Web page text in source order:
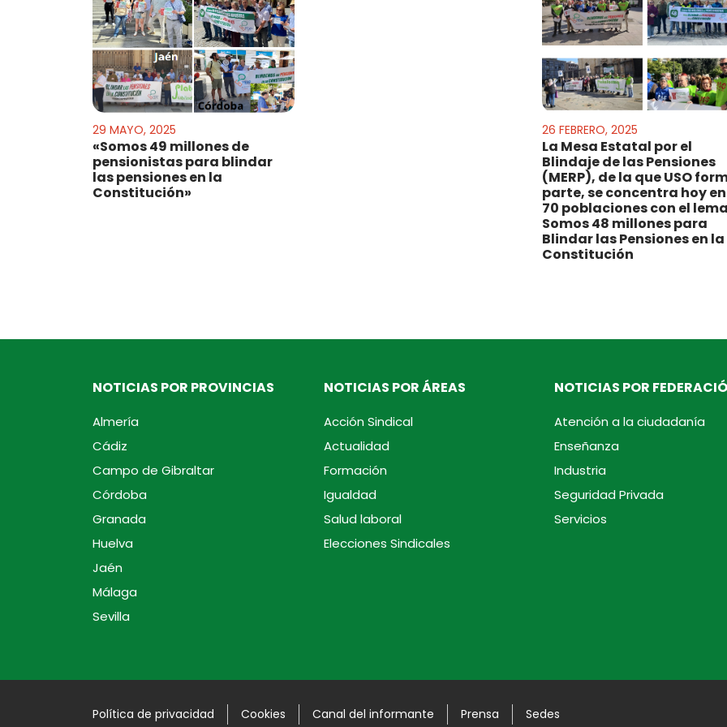
29 MAYO, 2025
«Somos 49 millones de
pensionistas para blindar
las pensiones en la
Constitución»
26 FEBRERO, 2025
La Mesa Estatal por el
Blindaje de las Pensiones
(MERP), de la que USO
parte, se concentra hoy en
70 poblaciones con el
Somos 48 millones para
Blindar las Pensiones en la
Constitución
NOTICIAS POR PROVINCIAS
Almería
Cádiz
Campo de Gibraltar
Córdoba
Granada
Huelva
Jaén
Málaga
Sevilla
NOTICIAS POR ÁREAS
Acción Sindical
Actualidad
Formación
Igualdad
Salud laboral
Elecciones Sindicales
NOTICIAS POR
Atención a la ciudadanía
Enseñanza
Industria
Seguridad Privada
Servicios
Política de privacidad Cookies Canal del informante Prensa Sedes